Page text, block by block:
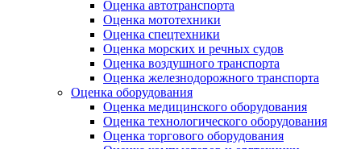
Оценка автотранспорта
Оценка мототехники
Оценка спецтехники
Оценка морских и речных судов
Оценка воздушного транспорта
Оценка железнодорожного транспорта
Оценка оборудования
Оценка медицинского оборудования
Оценка технологического оборудования
Оценка торгового оборудования